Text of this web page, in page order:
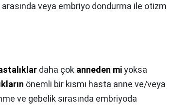
arasında veya embriyo dondurma ile otizm
daha çok anneden miyoksa
önemli bir kısmı hasta anne ve/veya
ve gebelik sırasında embriyoda